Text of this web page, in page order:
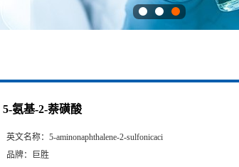
5-氨基-2-萘磺酸
英文名称： 5-aminonaphthalene-2-sulfonicaci
品牌：
巨胜